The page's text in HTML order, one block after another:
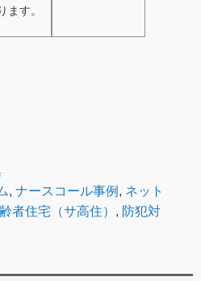
ます。
, ナースコール事例 , ネット
者住宅（サ高住） , 防犯対